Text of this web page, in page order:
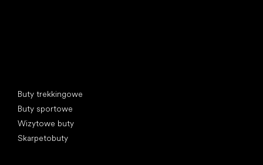
Buty trekkingowe
Buty sportowe
Wizytowe buty
Skarpetobuty